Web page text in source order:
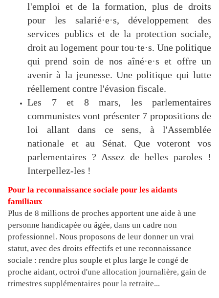
l'emploi et de la formation, plus de droits
pour les salarié·e·s, développement des
services publics et de la protection sociale,
droit au logement pour tou·te·s. Une politique
qui prend soin de nos aîné·e·s et offre un
avenir à la jeunesse. Une politique qui lutte
réellement contre l'évasion fiscale.
Les 7 et 8 mars, les parlementaires
communistes vont présenter 7 propositions de
loi allant dans ce sens, à l'Assemblée
nationale et au Sénat. Que voteront vos
parlementaires ? Assez de belles paroles !
Interpellez-les !
Pour la reconnaissance sociale pour les aidants
familiaux
Plus de 8 millions de proches apportent une aide à une
personne handicapée ou âgée, dans un cadre non
professionnel. Nous proposons de leur donner un vrai
statut, avec des droits effectifs et une reconnaissance
sociale : rendre plus souple et plus large le congé de
proche aidant, octroi d'une allocation journalière, gain de
trimestres supplémentaires pour la retraite...